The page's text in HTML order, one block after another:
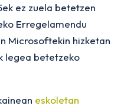
ez zuela betetzen
Erregelamendu
Microsoftekin hizketan
legea betetzeko
eskoletan